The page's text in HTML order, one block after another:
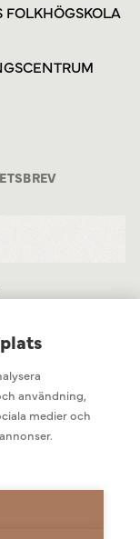
användning,
medier och